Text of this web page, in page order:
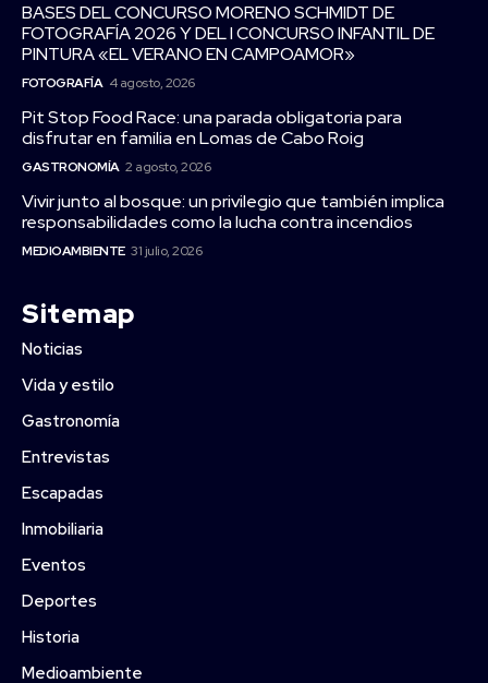
BASES DEL CONCURSO MORENO SCHMIDT DE
FOTOGRAFÍA 2026 Y DEL I CONCURSO INFANTIL DE
PINTURA «EL VERANO EN CAMPOAMOR»
FOTOGRAFÍA 4 agosto, 2026
Pit Stop Food Race: una parada obligatoria para
disfrutar en familia en Lomas de Cabo Roig
GASTRONOMÍA 2 agosto, 2026
Vivir junto al bosque: un privilegio que también implica
responsabilidades como la lucha contra incendios
MEDIOAMBIENTE 31 julio, 2026
Sitemap
Noticias
Vida y estilo
Gastronomía
Entrevistas
Escapadas
Inmobiliaria
Eventos
Deportes
Historia
Medioambiente